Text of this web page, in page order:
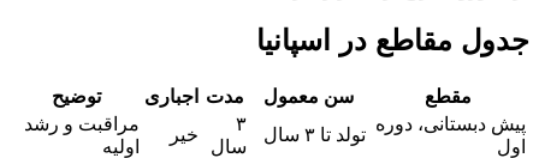
جدول مقاطع در اسپانیا
مقطع سن معمول مدت اجباری
توضیح
پیش دبستانی، دوره
اول
تولد تا ۳ سال
۳
سال
خیر
مراقبت و رشد
اولیه